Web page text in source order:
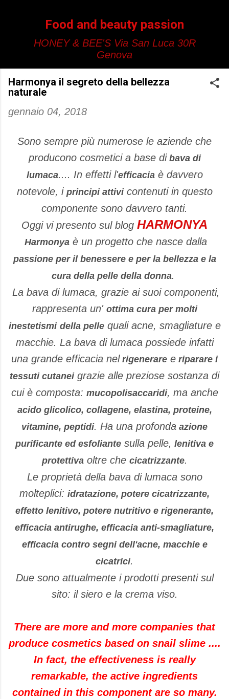
Food and beauty passion
HONEY & BEE'S Via San Luca 30R
Genova
Harmonya il segreto della bellezza
naturale
gennaio 04, 2018
Sono sempre più numerose le aziende che
producono cosmetici a base dibava di
lumaca.... In effetti l'efficaciaè davvero
notevole, i principi attivicontenuti in questo
componente sono davvero tanti.
Oggi vi presento sul blog HARMONYA
Harmonya è un progetto che nasce dalla
passione per il benessere e per la bellezza e la
cura della pelle della donna.
La bava di lumaca, grazie ai suoi componenti,
rappresenta un' ottima cura per molti
inestetismi della pellequali acne, smagliature e
macchie. La bava di lumaca possiede infatti
una grande efficacia nelrigenerare e riparare i
tessuti cutaneigrazie alle preziose sostanza di
cui è composta: mucopolisaccaridi, ma anche
acido glicolico, collagene, elastina, proteine,
vitamine, peptidi. Ha una profonda azione
purificante ed esfoliante sulla pelle, lenitiva e
protettivaoltre che cicatrizzante.
Le proprietà della bava di lumaca sono
molteplici: idratazione, potere cicatrizzante,
effetto lenitivo, potere nutritivo e rigenerante,
efficacia antirughe, efficacia anti-smagliature,
efficacia contro segni dell'acne, macchie e
cicatrici.
Due sono attualmente i prodotti presenti sul
sito: il siero e la crema viso.
There are more and more companies that
produce cosmetics based on snail slime ....
In fact, the effectiveness is really
remarkable, the active ingredients
contained in this component are so many.